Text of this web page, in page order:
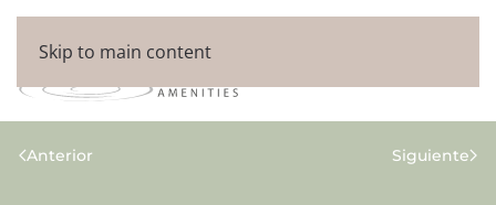
Skip to main content
Anterior Siguiente